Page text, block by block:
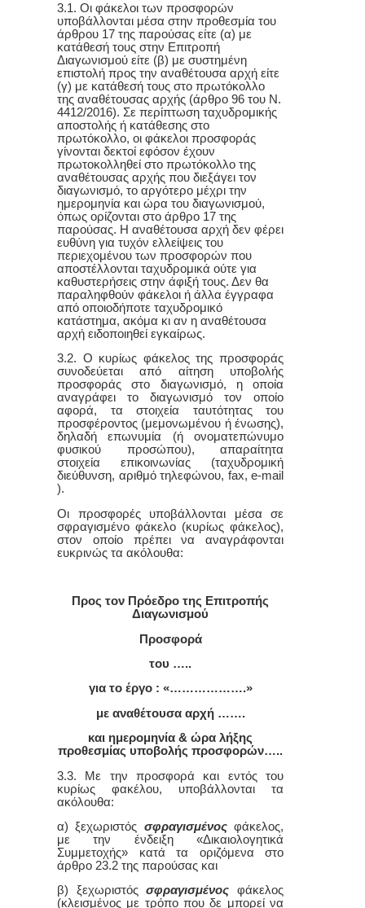
3.1. Οι φάκελοι των προσφορών
υποβάλλονται μέσα στην προθεσμία του
άρθρου 17 της παρούσας είτε (α) με
κατάθεσή τους στην Επιτροπή
Διαγωνισμού είτε (β) με συστημένη
επιστολή προς την αναθέτουσα αρχή είτε
(γ) με κατάθεσή τους στο πρωτόκολλο
της αναθέτουσας αρχής (άρθρο 96 του Ν.
4412/2016). Σε περίπτωση ταχυδρομικής
αποστολής ή κατάθεσης στο
πρωτόκολλο, οι φάκελοι προσφοράς
γίνονται δεκτοί εφόσον έχουν
πρωτοκολληθεί στο πρωτόκολλο της
αναθέτουσας αρχής που διεξάγει τον
διαγωνισμό, το αργότερο μέχρι την
ημερομηνία και ώρα του διαγωνισμού,
όπως ορίζονται στο άρθρο 17 της
παρούσας. Η αναθέτουσα αρχή δεν φέρει
ευθύνη για τυχόν ελλείψεις του
περιεχομένου των προσφορών που
αποστέλλονται ταχυδρομικά ούτε για
καθυστερήσεις στην άφιξή τους. Δεν θα
παραληφθούν φάκελοι ή άλλα έγγραφα
από οποιοδήποτε ταχυδρομικό
κατάστημα, ακόμα κι αν η αναθέτουσα
αρχή ειδοποιηθεί εγκαίρως.
3.2. Ο κυρίως φάκελος της προσφοράς
συνοδεύεται από αίτηση υποβολής
προσφοράς στο διαγωνισμό, η οποία
αναγράφει το διαγωνισμό τον οποίο
αφορά, τα στοιχεία ταυτότητας του
προσφέροντος (μεμονωμένου ή ένωσης),
δηλαδή επωνυμία (ή ονοματεπώνυμο
φυσικού προσώπου), απαραίτητα
στοιχεία επικοινωνίας (ταχυδρομική
διεύθυνση, αριθμό τηλεφώνου, fax, e-mail
).
Οι προσφορές υποβάλλονται μέσα σε
σφραγισμένο φάκελο (κυρίως φάκελος),
στον οποίο πρέπει να αναγράφονται
ευκρινώς τα ακόλουθα:
Προς τον Πρόεδρο της Επιτροπής
Διαγωνισμού
Προσφορά
του …..
για το έργο : «……………….»
με αναθέτουσα αρχή …….
και ημερομηνία & ώρα λήξης
προθεσμίας υποβολής προσφορών…..
3.3. Με την προσφορά και εντός του
κυρίως φακέλου, υποβάλλονται τα
ακόλουθα:
α) ξεχωριστός σφραγισμένοςφάκελος,
με την ένδειξη «Δικαιολογητικά
Συμμετοχής» κατά τα οριζόμενα στο
άρθρο 23.2 της παρούσας και
β) ξεχωριστόςσφραγισμένος φάκελος
(κλεισμένος με τρόπο που δε μπορεί να